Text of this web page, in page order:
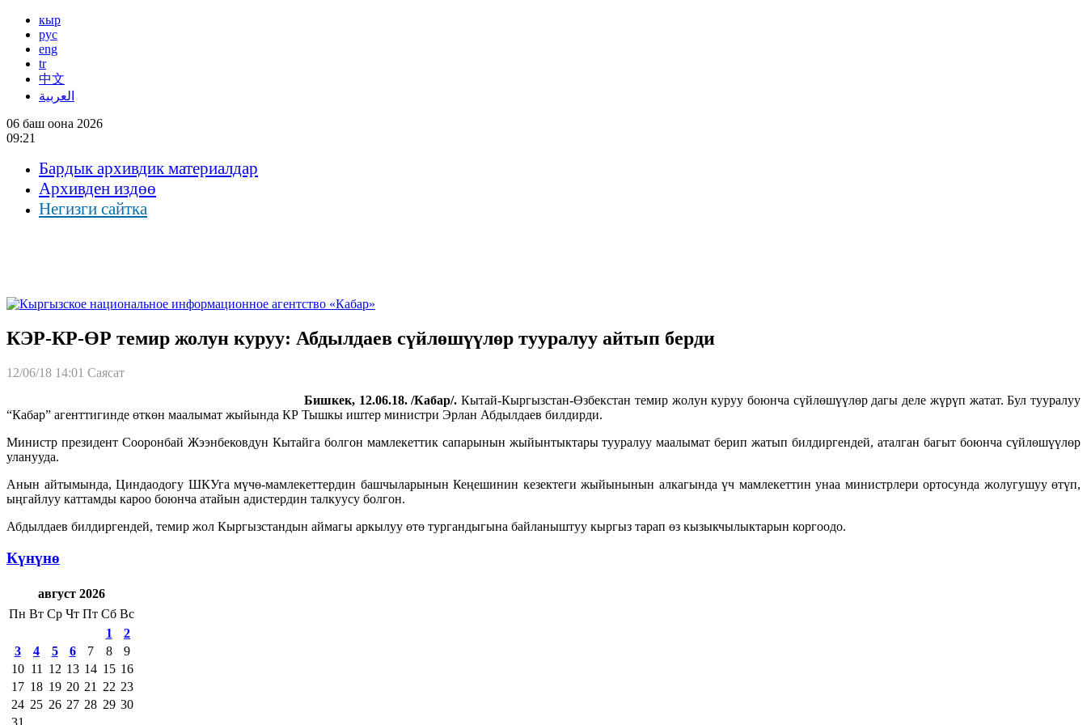
кыр
рус
eng
tr
中文
العربية
06 баш оона 2026
09:21
Бардык архивдик материалдар
Архивден издөө
Негизги сайтка
КЭР-КР-ӨР темир жолун куруу: Абдылдаев сүйлөшүүлөр тууралуу айтып берди
12/06/18 14:01 Саясат
Бишкек, 12.06.18. /Кабар/.Кытай-Кыргызстан-Өзбекстан темир жолун куруу боюнча сүйлөшүүлөр дагы деле жүрүп жатат. Бул тууралуу
“Кабар” агенттигинде өткөн маалымат жыйында КР Тышкы иштер министри Эрлан Абдылдаев билдирди.
Министр президент Сооронбай Жээнбековдун Кытайга болгон мамлекеттик сапарынын жыйынтыктары тууралуу маалымат берип жатып билдиргендей, аталган багыт боюнча сүйлөшүүлөр
уланууда.
Анын айтымында, Циндаодогу ШКУга мүчө-мамлекеттердин башчыларынын Кеңешинин кезектеги жыйынынын алкагында үч мамлекеттин унаа министрлери ортосунда жолугушуу өтүп,
ыңгайлуу каттамды кароо боюнча атайын адистердин талкуусу болгон.
Абдылдаев билдиргендей, темир жол Кыргызстандын аймагы аркылуу өтө тургандыгына байланыштуу кыргыз тарап өз кызыкчылыктарын коргоодо.
Күнүнө
август 2026
Пн Вт Ср Чт Пт Сб Вс
1
2
3
4 5 6 7 8
9
10 11 12 13 14 15 16
17 18 19 20 21 22 23
24 25 26 27 28 29 30